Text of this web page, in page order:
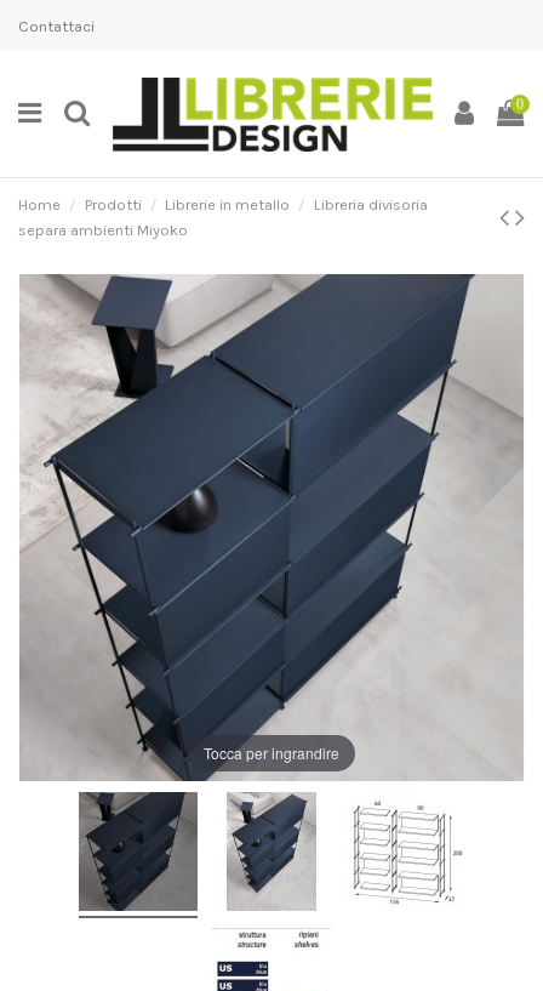
Contattaci
0
Home Prodotti Librerie in metallo
Libreria divisoria
separa ambienti Miyoko
Tocca per ingrandire